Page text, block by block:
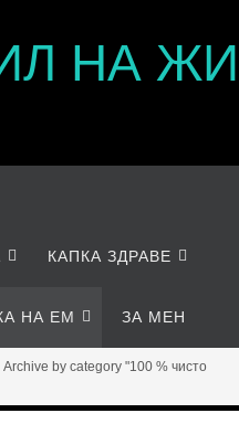
НА
КАПКА ЗДРАВЕ
НА ЕМ ЗА МЕН
Archive by category "100 % чисто